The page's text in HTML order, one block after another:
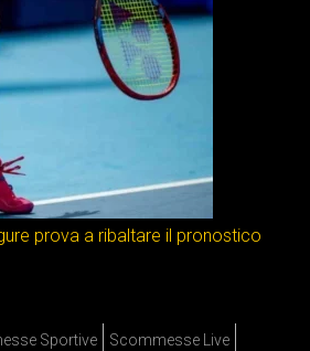
prova a ribaltare il pronostico
Sportive
Scommesse Live